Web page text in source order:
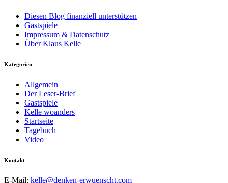
Diesen Blog finanziell unterstützen
Gastspiele
Impressum & Datenschutz
Über Klaus Kelle
Kategorien
Allgemein
Der Leser-Brief
Gastspiele
Kelle woanders
Startseite
Tagebuch
Video
Kontakt
E-Mail: kelle@denken-erwuenscht.com